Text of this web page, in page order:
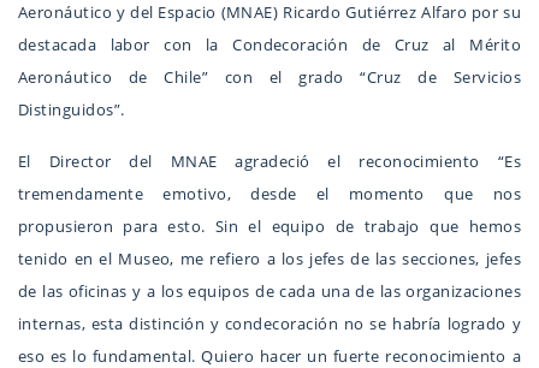
Aeronáutico y del Espacio (MNAE) Ricardo Gutiérrez Alfaro por su
destacada labor con la Condecoración de Cruz al Mérito
Aeronáutico de Chile” con el grado “Cruz de Servicios
Distinguidos”.
El Director del MNAE agradeció el reconocimiento “Es
tremendamente emotivo, desde el momento que nos
propusieron para esto. Sin el equipo de trabajo que hemos
tenido en el Museo, me refiero a los jefes de las secciones, jefes
de las oficinas y a los equipos de cada una de las organizaciones
internas, esta distinción y condecoración no se habría logrado y
eso es lo fundamental. Quiero hacer un fuerte reconocimiento a